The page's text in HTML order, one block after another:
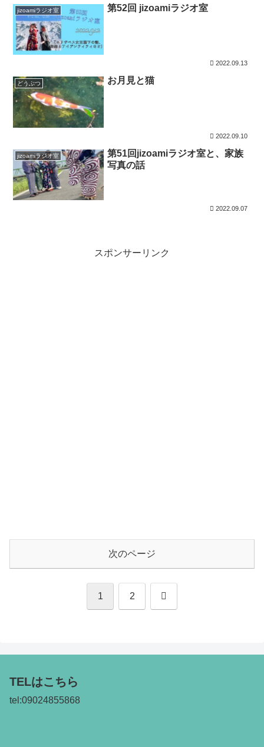
jizoamiラジオ室 第52回 jizoamiラジオ室
2022.09.13
どうぶつ お月見と猫
2022.09.10
jizoamiラジオ室
第51回jizoamiラジオ室と、家族
写真の話
2022.09.07
スポンサーリンク
次のページ
1 2 次
TELはこちら
tel:09024855868